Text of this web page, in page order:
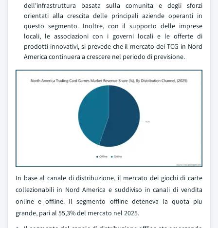
dell'infrastruttura basata sulla comunita e degli sforzi
orientati alla crescita delle principali aziende operanti in
questo segmento. Inoltre, con il supporto delle imprese
locali, le associazioni con i governi locali e le offerte di
prodotti innovativi, si prevede che il mercato dei TCG in Nord
America continuera a crescere nel periodo di previsione.
In base al canale di distribuzione, il mercato dei giochi di carte
collezionabili in Nord America e suddiviso in canali di vendita
online e offline. Il segmento offline deteneva la quota piu
grande, pari al 55,3% del mercato nel 2025.